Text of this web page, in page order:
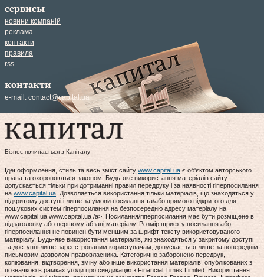
сервисы
новини компаній
реклама
контакти
правила
rss
контакти
e-mail: contact@capital.ua
Бізнес починається з Капіталу
Ідеї оформлення, стиль та весь зміст сайту www.capital.ua є об'єктом авторського
права та охороняються законом. Будь-яке використання матеріалів сайту
допускається тільки при дотриманні правил передруку і за наявності гіперпосилання
на www.capital.ua . Дозволяється використання тільки матеріалів, що знаходяться у
відкритому доступі і лише за умови посилання та/або прямого відкритого для
пошукових систем гіперпосилання на безпосередню адресу матеріалу на
www.capital.ua www.capital.ua /a>. Посилання/гіперпосилання має бути розміщене в
підзаголовку або першому абзаці матеріалу. Розмір шрифту посилання або
гіперпосилання не повинен бути меншим за шрифт тексту використовуваного
матеріалу. Будь-яке використання матеріалів, які знаходяться у закритому доступі
та доступні лише зареєстрованим користувачам, допускається лише за попереднім
письмовим дозволом правовласника. Категорично заборонено передрук,
копіювання, відтворення, зміну або інше використання матеріалів, опублікованих з
позначкою в рамках угоди про синдикацію з Financial Times Limited. Використання